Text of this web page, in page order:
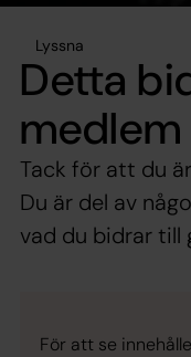
Lyssna
Detta
medlem
Tack för att du
Du är del av
vad du bidrar till
För att se